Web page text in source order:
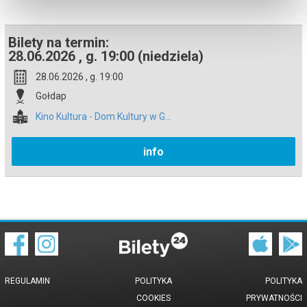
Bilety na termin:
28.06.2026 , g. 19:00 (niedziela)
28.06.2026 , g. 19:00
Gołdap
Kino Kultura - Dom Kultury w G...
info
REGULAMIN
POLITYKA
PRYWATNOŚCI
POLITYKA
COOKIES